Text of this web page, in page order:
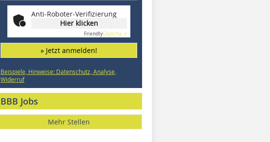
Anti-Roboter-Verifizierung
Hier klicken
FriendlyCaptcha ⇗
» Jetzt anmelden!
Beispiele, Hinweise: Datenschutz, Analyse,
Widerruf
BBB Jobs
Mehr Stellen